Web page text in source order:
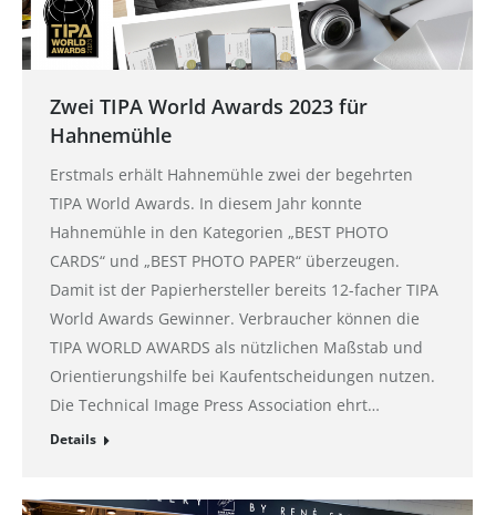
Zwei TIPA World Awards 2023 für
Hahnemühle
Erstmals erhält Hahnemühle zwei der begehrten
TIPA World Awards. In diesem Jahr konnte
Hahnemühle in den Kategorien „BEST PHOTO
CARDS“ und „BEST PHOTO PAPER“ überzeugen.
Damit ist der Papierhersteller bereits 12-facher TIPA
World Awards Gewinner. Verbraucher können die
TIPA WORLD AWARDS als nützlichen Maßstab und
Orientierungshilfe bei Kaufentscheidungen nutzen.
Die Technical Image Press Association ehrt…
Details